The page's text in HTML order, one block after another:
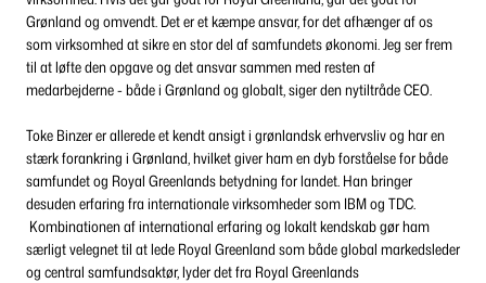
Grønland og omvendt. Det er et kæmpe ansvar, for det afhænger af os
som virksomhed at sikre en stor del af samfundets økonomi. Jeg ser frem
til at løfte den opgave og det ansvar sammen med resten af
medarbejderne - både i Grønland og globalt, siger den nytiltråde CEO.
Toke Binzer er allerede et kendt ansigt i grønlandsk erhvervsliv og har en
stærk forankring i Grønland, hvilket giver ham en dyb forståelse for både
samfundet og Royal Greenlands betydning for landet. Han bringer
desuden erfaring fra internationale virksomheder som IBM og TDC.
Kombinationen af international erfaring og lokalt kendskab gør ham
særligt velegnet til at lede Royal Greenland som både global markedsleder
og central samfundsaktør, lyder det fra Royal Greenlands